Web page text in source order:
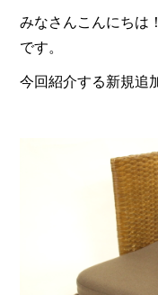
みなさんこんにちは
です。
今回紹介する新規追